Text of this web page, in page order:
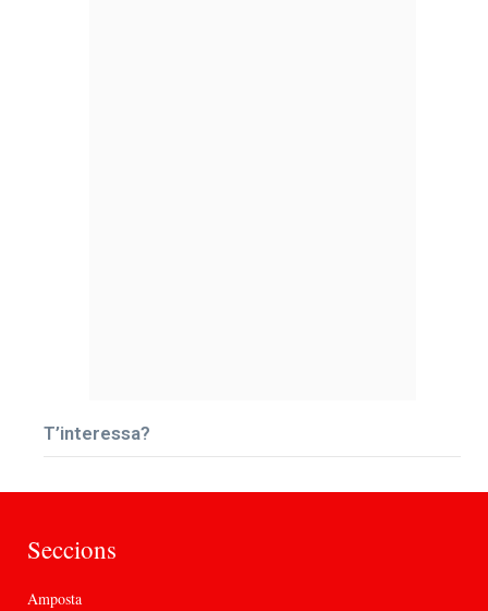
T’interessa?
Seccions
Amposta